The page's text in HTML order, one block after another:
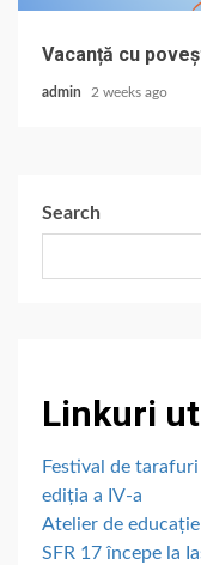
Vacanță cu
admin 2 weeks ago
Search
Linkuri
Festival de
ediția a IV-a
Atelier de educație
SFR 17 începe la